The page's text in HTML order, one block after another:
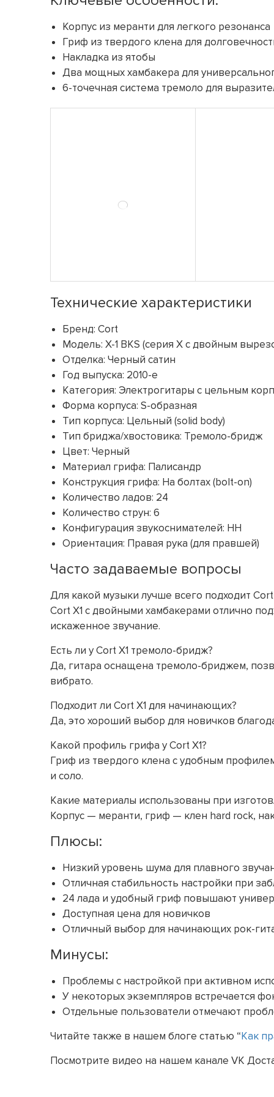
Корпус из меранти для легкого резонанса
Гриф из твердого клена для
Накладка из ятобы
Два мощных хамбакера для
6-точечная система тремоло для
Технические характеристики
Бренд: Cort
Модель: X-1 BKS (серия X с двойным
Отделка: Черный сатин
Год выпуска: 2010-е
Категория: Электрогитары с цельным
Форма корпуса: S-образная
Тип корпуса: Цельный (solid body)
Тип бриджа/хвостовика: Тремоло-бридж
Цвет: Черный
Материал грифа: Палисандр
Конструкция грифа: На болтах (bolt-on)
Количество ладов: 24
Количество струн: 6
Конфигурация звукоснимателей: HH
Ориентация: Правая рука (для правшей)
Часто задаваемые вопросы
Для какой музыки лучше всего подходит Cort
Cort X1 с двойными хамбакерами отлично
искаженное звучание.
Есть ли у Cort X1 тремоло-бридж?
Да, гитара оснащена тремоло-бриджем,
вибрато.
Подходит ли Cort X1 для начинающих?
Да, это хороший выбор для новичков
Какой профиль грифа у Cort X1?
Гриф из твердого клена с удобным
и соло.
Какие материалы использованы при
Корпус — меранти, гриф — клен hard rock,
Плюсы:
Низкий уровень шума для плавного
Отличная стабильность настройки при
24 лада и удобный гриф повышают
Доступная цена для новичков
Отличный выбор для начинающих рок-
Минусы:
Проблемы с настройкой при активном
У некоторых экземпляров встречается
Отдельные пользователи отмечают
Читайте также в нашем блоге статью “Как
Посмотрите видео на нашем канале VK